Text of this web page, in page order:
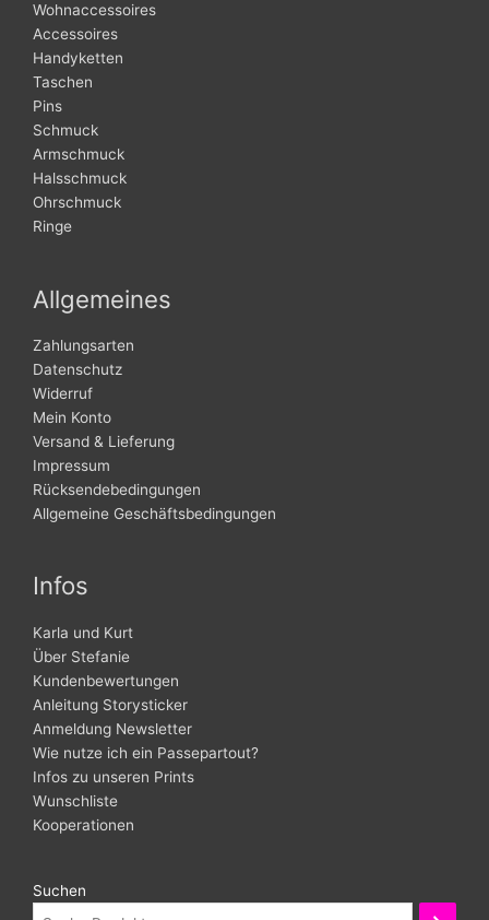
Wohnaccessoires
Accessoires
Handyketten
Taschen
Pins
Schmuck
Armschmuck
Halsschmuck
Ohrschmuck
Ringe
Allgemeines
Zahlungsarten
Datenschutz
Widerruf
Mein Konto
Versand & Lieferung
Impressum
Rücksendebedingungen
Allgemeine Geschäftsbedingungen
Infos
Karla und Kurt
Über Stefanie
Kundenbewertungen
Anleitung Storysticker
Anmeldung Newsletter
Wie nutze ich ein Passepartout?
Infos zu unseren Prints
Wunschliste
Kooperationen
Suchen